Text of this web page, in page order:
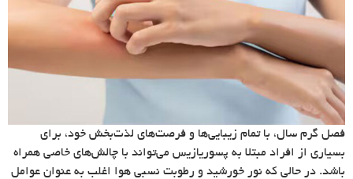
فصل گرم سال، با تمام زیبایی‌ها و فرصت‌های لذت‌بخش خود، برای
بسیاری از افراد مبتلا به پسوریازیس می‌تواند با چالش‌های خاصی همراه
باشد. در حالی که نور خورشید و رطوبت نسبی هوا اغلب به عنوان عوامل